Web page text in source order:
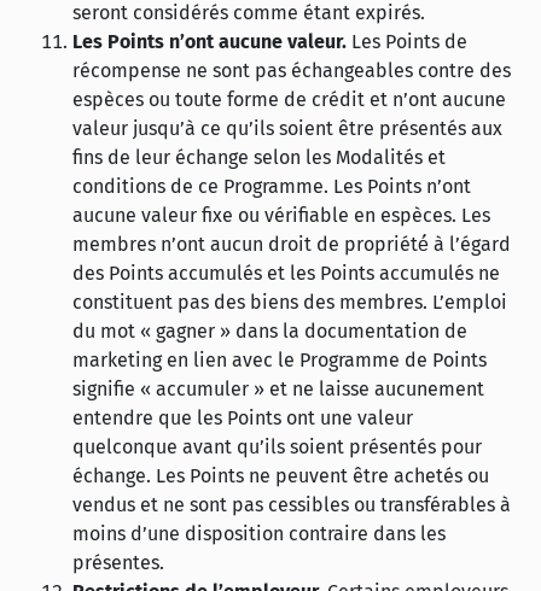
seront considérés comme étant expirés.
Les Points n’ont aucune valeur. Les Points de
récompense ne sont pas échangeables contre des
espèces ou toute forme de crédit et n’ont aucune
valeur jusqu’à ce qu’ils soient être présentés aux
fins de leur échange selon les Modalités et
conditions de ce Programme. Les Points n’ont
aucune valeur fixe ou vérifiable en espèces. Les
membres n’ont aucun droit de propriété́ à l’égard
des Points accumulés et les Points accumulés ne
constituent pas des biens des membres. L’emploi
du mot « gagner » dans la documentation de
marketing en lien avec le Programme de Points
signifie « accumuler » et ne laisse aucunement
entendre que les Points ont une valeur
quelconque avant qu’ils soient présentés pour
échange. Les Points ne peuvent être achetés ou
vendus et ne sont pas cessibles ou transférables à
moins d’une disposition contraire dans les
présentes.